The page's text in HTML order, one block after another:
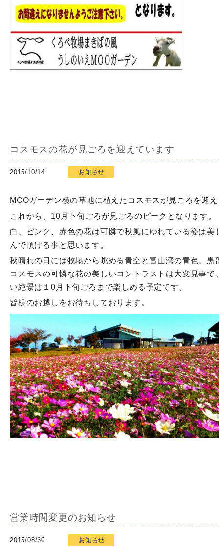
コスモスの花が見ごろを迎えています
2015/10/14
MOOガーデン横の草地に植えたコスモスが見ごろを迎
これから、10月下旬ごろが見ごろのピークとなります。
白、ピンク、赤色の花は可憐で秋風にゆれている姿は美
んで頂ける事と思います。
秋晴れの日には牧場から眺める青空と富山湾の青色、黒
コスモスの可憐な花の美しいコントラストは大変見事
い絶景は１0月下旬ごろまで楽しめる予定です。
皆様のお越しをお待ちしております。
営業時間変更のお知らせ
2015/08/30